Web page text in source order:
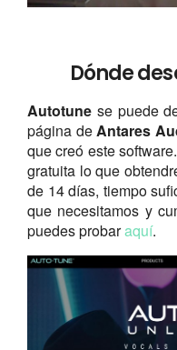
Dónde
Autotunese puede
página deAntares
que creó este
gratuita lo que
de 14 días, tiempo
que necesitamos y
puedes probaraquí.